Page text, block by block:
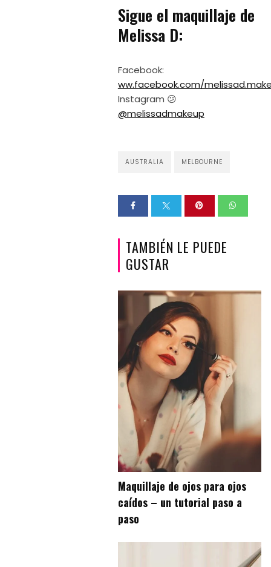
Sigue el maquillaje de
Melissa D:
Facebook:
ww.facebook.com/
Instagram 😕
@melissadmakeup
AUSTRALIA MELBOURNE
TAMBIÉN LE PUEDE
GUSTAR
Maquillaje de ojos para ojos
caídos – un tutorial paso a
paso